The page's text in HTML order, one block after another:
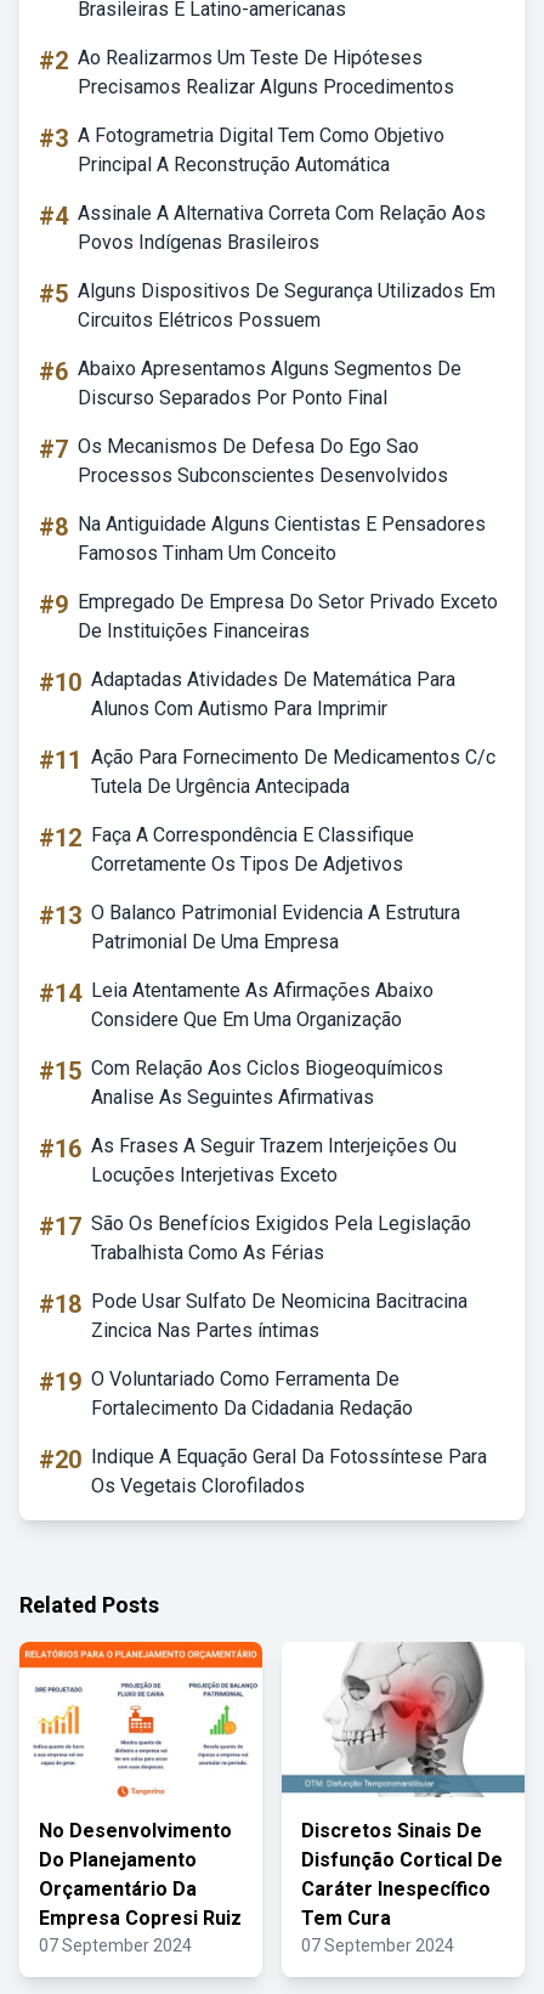
Brasileiras E Latino-americanas
#2 Ao Realizarmos Um Teste De Hipóteses
Precisamos Realizar Alguns Procedimentos
#3 A Fotogrametria Digital Tem Como Objetivo
Principal A Reconstrução Automática
#4 Assinale A Alternativa Correta Com Relação Aos
Povos Indígenas Brasileiros
#5 Alguns Dispositivos De Segurança Utilizados Em
Circuitos Elétricos Possuem
#6 Abaixo Apresentamos Alguns Segmentos De
Discurso Separados Por Ponto Final
#7 Os Mecanismos De Defesa Do Ego Sao
Processos Subconscientes Desenvolvidos
#8 Na Antiguidade Alguns Cientistas E Pensadores
Famosos Tinham Um Conceito
#9 Empregado De Empresa Do Setor Privado Exceto
De Instituições Financeiras
#10 Adaptadas Atividades De Matemática Para
Alunos Com Autismo Para Imprimir
#11 Ação Para Fornecimento De Medicamentos C/c
Tutela De Urgência Antecipada
#12 Faça A Correspondência E Classifique
Corretamente Os Tipos De Adjetivos
#13 O Balanco Patrimonial Evidencia A Estrutura
Patrimonial De Uma Empresa
#14 Leia Atentamente As Afirmações Abaixo
Considere Que Em Uma Organização
#15 Com Relação Aos Ciclos Biogeoquímicos
Analise As Seguintes Afirmativas
#16 As Frases A Seguir Trazem Interjeições Ou
Locuções Interjetivas Exceto
#17 São Os Benefícios Exigidos Pela Legislação
Trabalhista Como As Férias
#18 Pode Usar Sulfato De Neomicina Bacitracina
Zincica Nas Partes íntimas
#19 O Voluntariado Como Ferramenta De
Fortalecimento Da Cidadania Redação
#20 Indique A Equação Geral Da Fotossíntese Para
Os Vegetais Clorofilados
Related Posts
No Desenvolvimento
Do Planejamento
Orçamentário Da
Empresa Copresi Ruiz
07 September 2024
Discretos Sinais De
Disfunção Cortical De
Caráter Inespecífico
Tem Cura
07 September 2024